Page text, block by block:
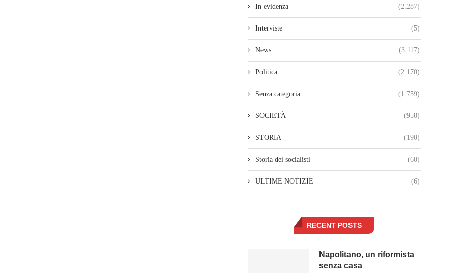
In evidenza (2.287)
Interviste (5)
News (3.117)
Politica (2.170)
Senza categoria (1.759)
SOCIETÀ (958)
STORIA (190)
Storia dei socialisti (60)
ULTIME NOTIZIE (6)
RECENT POSTS
Napolitano, un riformista
senza casa